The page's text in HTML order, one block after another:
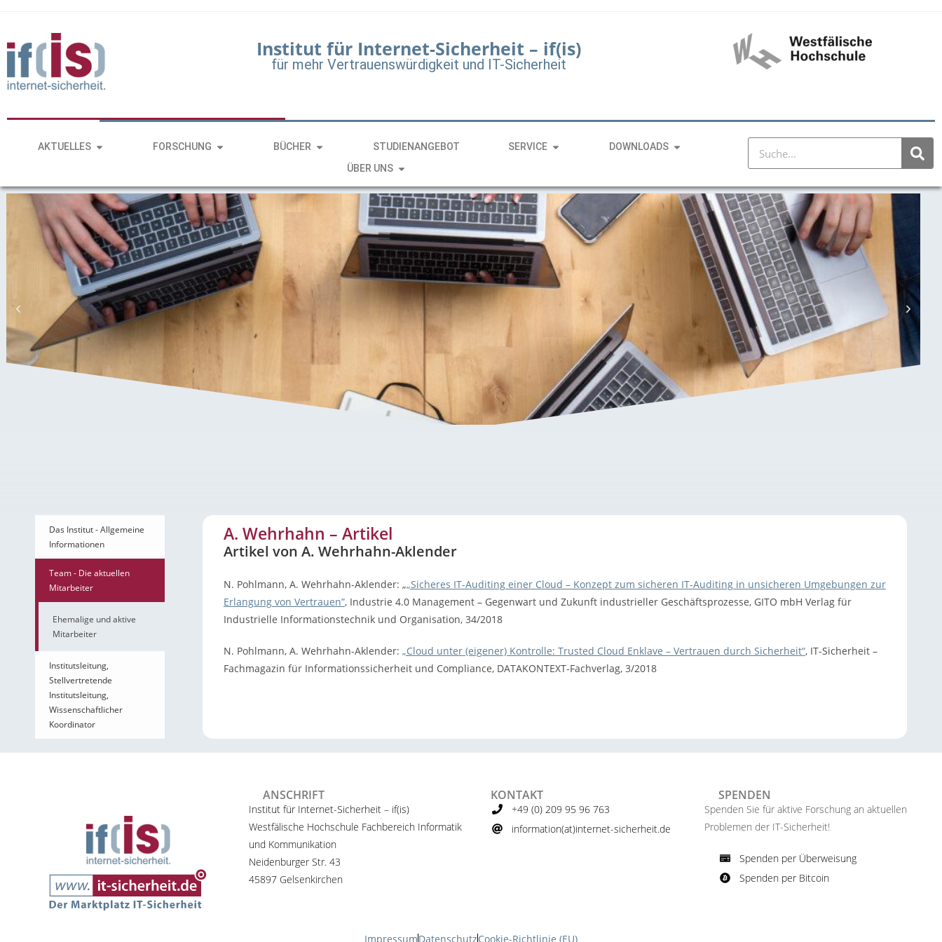
Institut für Internet-Sicherheit – if(is)
für mehr Vertrauenswürdigkeit und IT-Sicherheit
AKTUELLES FORSCHUNG BÜCHER STUDIENANGEBOT SERVICE
DOWNLOADS
ÜBER UNS
Das Institut - Allgemeine
Informationen
Team - Die aktuellen
Mitarbeiter
Ehemalige und aktive
Mitarbeiter
Institutsleitung,
Stellvertretende
Institutsleitung,
Wissenschaftlicher
Koordinator
A. Wehrhahn – Artikel
Artikel von A. Wehrhahn-Aklender
N. Pohlmann, A. Wehrhahn-Aklender: „„Sicheres IT-Auditing einer Cloud – Konzept zum sicheren IT-Auditing in unsicheren Umgebungen zur
Erlangung von Vertrauen”, Industrie 4.0 Management – Gegenwart und Zukunft industrieller Geschäftsprozesse, GITO mbH Verlag für
Industrielle Informationstechnik und Organisation, 34/2018
N. Pohlmann, A. Wehrhahn-Aklender: „Cloud unter (eigener) Kontrolle: Trusted Cloud Enklave – Vertrauen durch Sicherheit“, IT-Sicherheit –
Fachmagazin für Informationssicherheit und Compliance, DATAKONTEXT-Fachverlag, 3/2018
ANSCHRIFT
Institut für Internet-Sicherheit – if(is)
Westfälische Hochschule Fachbereich Informatik
und Kommunikation
Neidenburger Str. 43
45897 Gelsenkirchen
KONTAKT
+49 (0) 209 95 96 763
information(at)internet-sicherheit.de ​
SPENDEN
Spenden Sie für aktive Forschung an aktuellen
Problemen der IT-Sicherheit!​
Spenden per Überweisung​
Spenden per Bitcoin​
ImpressumDatenschutzCookie-Richtlinie (EU)